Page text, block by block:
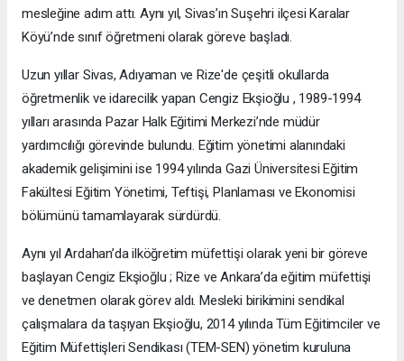
mesleğine adım attı. Aynı yıl, Sivas’ın Suşehri ilçesi Karalar
Köyü’nde sınıf öğretmeni olarak göreve başladı.
Uzun yıllar Sivas, Adıyaman ve Rize'de çeşitli okullarda
öğretmenlik ve idarecilik yapan Cengiz Ekşioğlu , 1989-1994
yılları arasında Pazar Halk Eğitimi Merkezi’nde müdür
yardımcılığı görevinde bulundu. Eğitim yönetimi alanındaki
akademik gelişimini ise 1994 yılında Gazi Üniversitesi Eğitim
Fakültesi Eğitim Yönetimi, Teftişi, Planlaması ve Ekonomisi
bölümünü tamamlayarak sürdürdü.
Aynı yıl Ardahan’da ilköğretim müfettişi olarak yeni bir göreve
başlayan Cengiz Ekşioğlu ; Rize ve Ankara’da eğitim müfettişi
ve denetmen olarak görev aldı. Mesleki birikimini sendikal
çalışmalara da taşıyan Ekşioğlu, 2014 yılında Tüm Eğitimciler ve
Eğitim Müfettişleri Sendikası (TEM-SEN) yönetim kuruluna